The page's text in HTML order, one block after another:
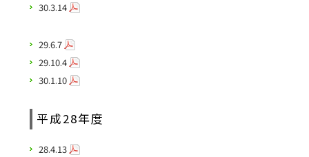
30.3.14
29.6.7
29.10.4
30.1.10
平成28年度
28.4.13